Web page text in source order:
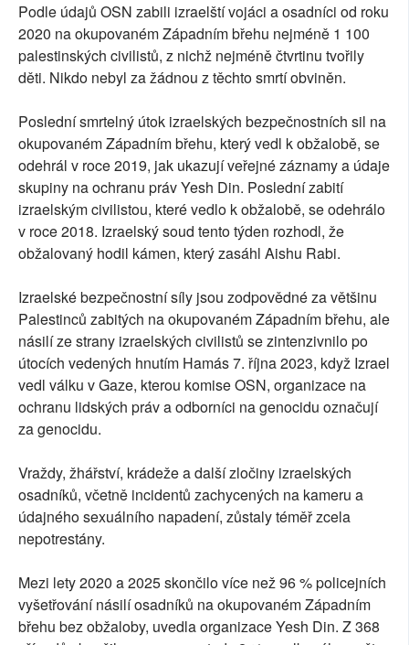
Podle údajů OSN zabili izraelští vojáci a osadníci od roku
2020 na okupovaném Západním břehu nejméně 1 100
palestinských civilistů, z nichž nejméně čtvrtinu tvořily
děti. Nikdo nebyl za žádnou z těchto smrtí obviněn.
Poslední smrtelný útok izraelských bezpečnostních sil na
okupovaném Západním břehu, který vedl k obžalobě, se
odehrál v roce 2019, jak ukazují veřejné záznamy a údaje
skupiny na ochranu práv Yesh Din. Poslední zabití
izraelským civilistou, které vedlo k obžalobě, se odehrálo
v roce 2018. Izraelský soud tento týden rozhodl, že
obžalovaný hodil kámen, který zasáhl Aishu Rabi.
Izraelské bezpečnostní síly jsou zodpovědné za většinu
Palestinců zabitých na okupovaném Západním břehu, ale
násilí ze strany izraelských civilistů se zintenzivnilo po
útocích vedených hnutím Hamás 7. října 2023, když Izrael
vedl válku v Gaze, kterou komise OSN, organizace na
ochranu lidských práv a odborníci na genocidu označují
za genocidu.
Vraždy, žhářství, krádeže a další zločiny izraelských
osadníků, včetně incidentů zachycených na kameru a
údajného sexuálního napadení, zůstaly téměř zcela
nepotrestány.
Mezi lety 2020 a 2025 skončilo více než 96 % policejních
vyšetřování násilí osadníků na okupovaném Západním
břehu bez obžaloby, uvedla organizace Yesh Din. Z 368